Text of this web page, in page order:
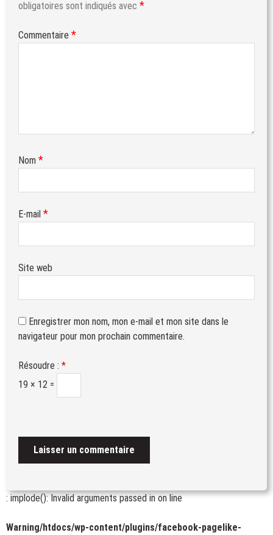
obligatoires sont indiqués avec *
Commentaire *
Nom *
E-mail *
Site web
Enregistrer mon nom, mon e-mail et mon site dans le
navigateur pour mon prochain commentaire.
Résoudre : *
19 × 12 =
: implode(): Invalid arguments passed inon line
Warning/htdocs/wp-content/plugins/facebook-pagelike-